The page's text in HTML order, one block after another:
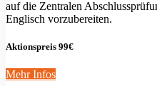
auf die Zentralen
Englisch vorzubereiten.
Aktionspreis 99€
Mehr Infos